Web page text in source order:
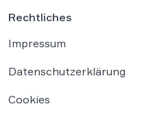
Rechtliches
Impressum
Datenschutzerklärung
Cookies